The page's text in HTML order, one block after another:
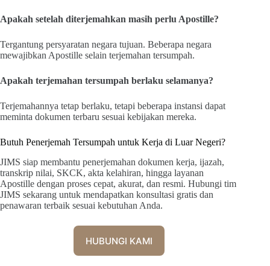
Apakah setelah diterjemahkan masih perlu Apostille?
Tergantung persyaratan negara tujuan. Beberapa negara
mewajibkan Apostille selain terjemahan tersumpah.
Apakah terjemahan tersumpah berlaku selamanya?
Terjemahannya tetap berlaku, tetapi beberapa instansi dapat
meminta dokumen terbaru sesuai kebijakan mereka.
Butuh Penerjemah Tersumpah untuk Kerja di Luar Negeri?
JIMS siap membantu penerjemahan dokumen kerja, ijazah,
transkrip nilai, SKCK, akta kelahiran, hingga layanan
Apostille dengan proses cepat, akurat, dan resmi. Hubungi tim
JIMS sekarang untuk mendapatkan konsultasi gratis dan
penawaran terbaik sesuai kebutuhan Anda.
HUBUNGI KAMI